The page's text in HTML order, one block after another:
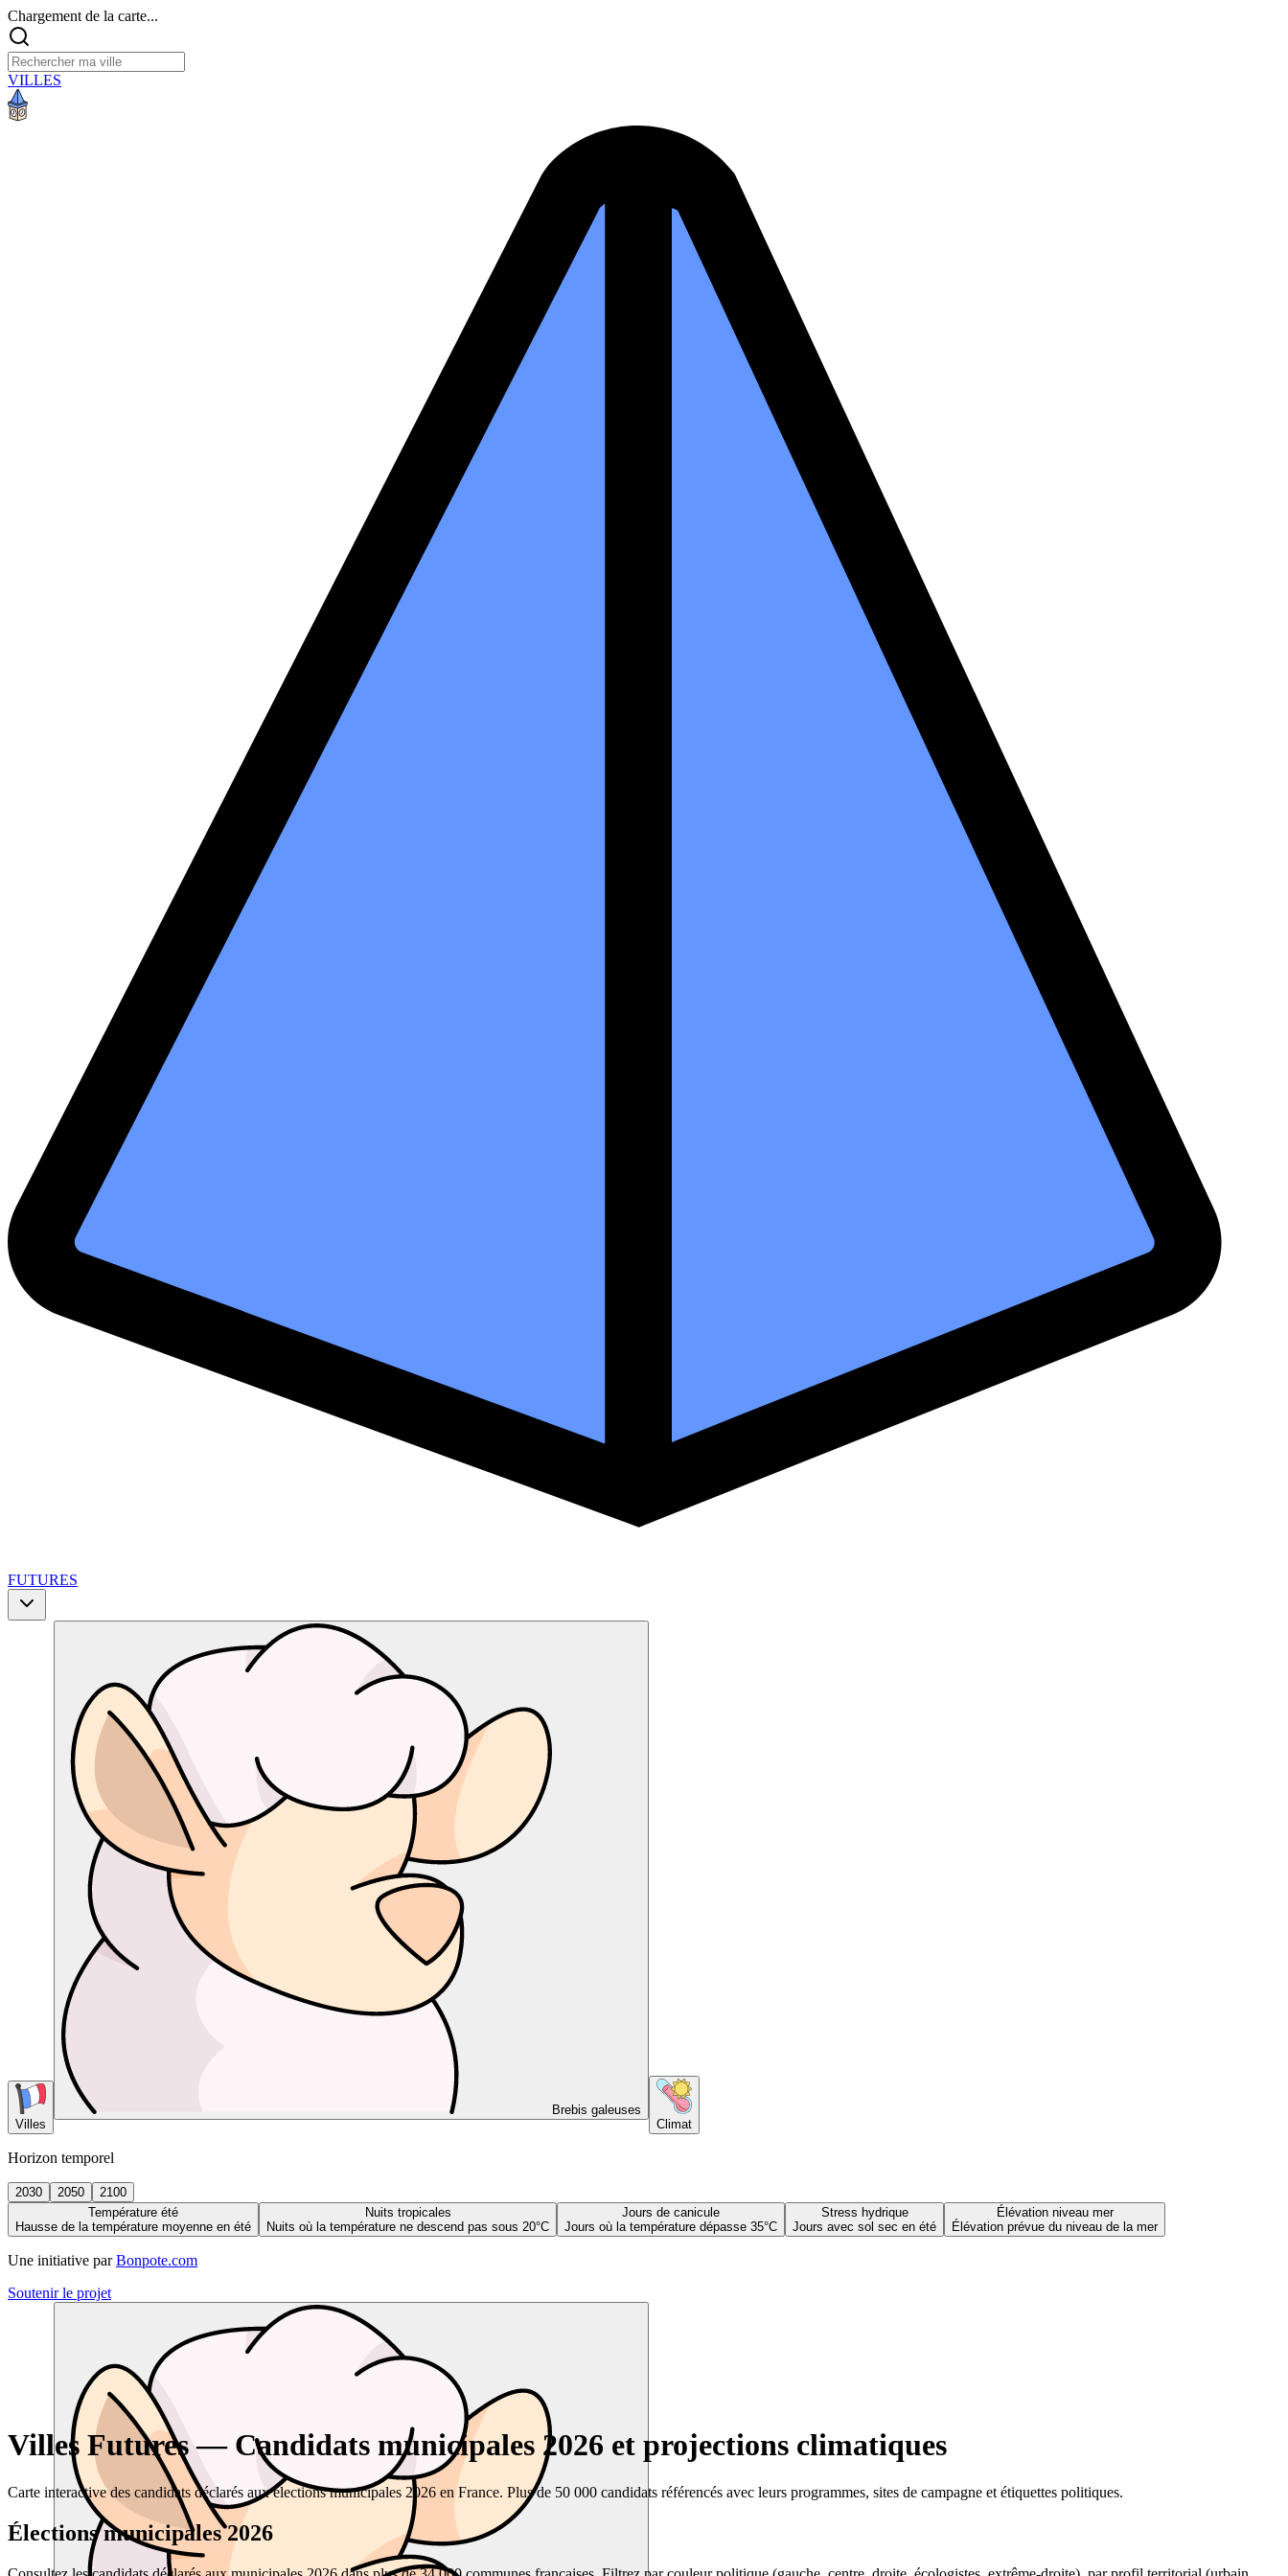
Chargement de la carte...
VILLES
FUTURES
Villes
Brebis galeuses
Climat
Horizon temporel
2030 2050
2100
Température été
Hausse de la température moyenne en été
Nuits tropicales
Nuits où la température ne descend pas sous 20°C
Jours de canicule
Jours où la température dépasse 35°C
Stress hydrique
Jours avec sol sec en été
Élévation niveau mer
Élévation prévue du niveau de la mer
Une initiative par Bonpote.com
Soutenir le projet
Villes Futures — Candidats municipales 2026 et projections climatiques
Carte interactive des candidats déclarés aux élections municipales 2026 en France. Plus de 50 000 candidats référencés avec leurs programmes, sites de campagne et étiquettes politiques.
Élections municipales 2026